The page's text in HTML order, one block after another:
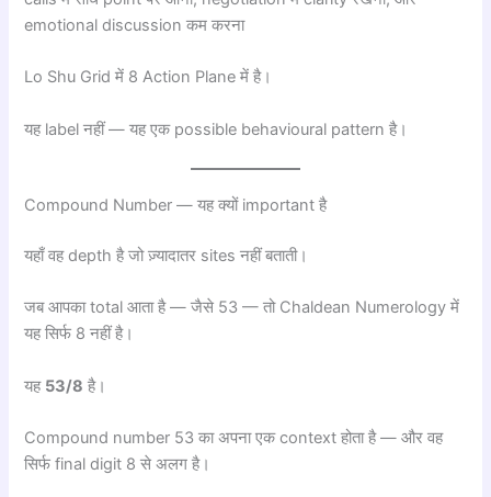
emotional discussion कम करना
Lo Shu Grid में 8 Action Plane में है।
यह label नहीं — यह एक possible behavioural pattern है।
Compound Number — यह क्यों important है
यहाँ वह depth है जो ज़्यादातर sites नहीं बताती।
जब आपका total आता है — जैसे 53 — तो Chaldean Numerology में
यह सिर्फ 8 नहीं है।
यह 53/8 है।
Compound number 53 का अपना एक context होता है — और वह
सिर्फ final digit 8 से अलग है।